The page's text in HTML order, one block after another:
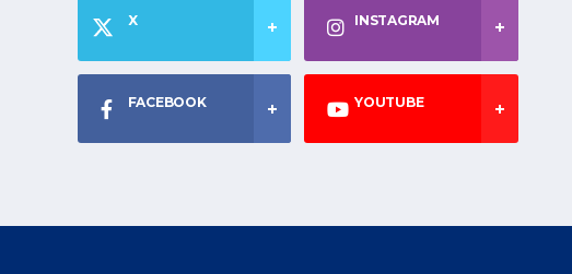
X INSTAGRAM
FACEBOOK YOUTUBE